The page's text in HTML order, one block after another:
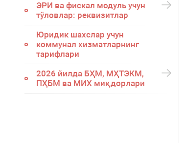
ЭРИ ва фискал модуль учун
тўловлар: реквизитлар
Юридик шахслар учун
коммунал хизматларнинг
тарифлари
2026 йилда БҲМ, МҲТЭКМ,
ПҲБМ ва МИХ миқдорлари